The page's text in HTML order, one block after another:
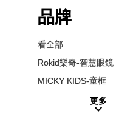
品牌
看全部
Rokid樂奇-智慧眼鏡
MICKY KIDS-童框
更多